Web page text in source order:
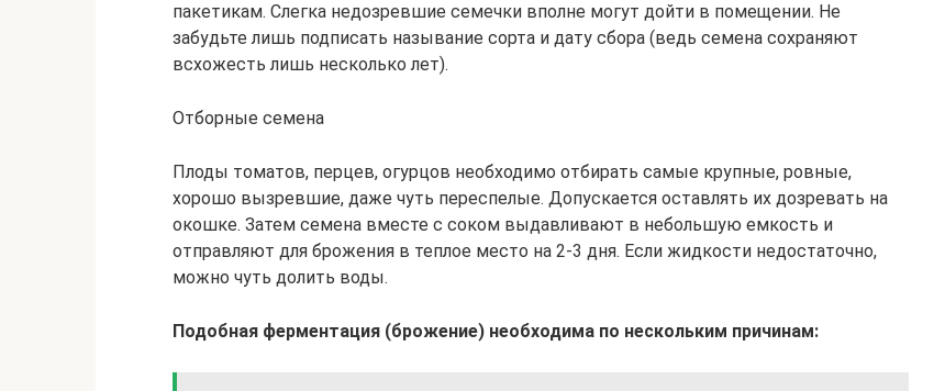
пакетикам. Слегка недозревшие семечки вполне могут дойти в помещении. Не
забудьте лишь подписать называние сорта и дату сбора (ведь семена сохраняют
всхожесть лишь несколько лет).
Отборные семена
Плоды томатов, перцев, огурцов необходимо отбирать самые крупные, ровные,
хорошо вызревшие, даже чуть переспелые. Допускается оставлять их дозревать на
окошке. Затем семена вместе с соком выдавливают в небольшую емкость и
отправляют для брожения в теплое место на 2-3 дня. Если жидкости недостаточно,
можно чуть долить воды.
Подобная ферментация (брожение) необходима по нескольким причинам: